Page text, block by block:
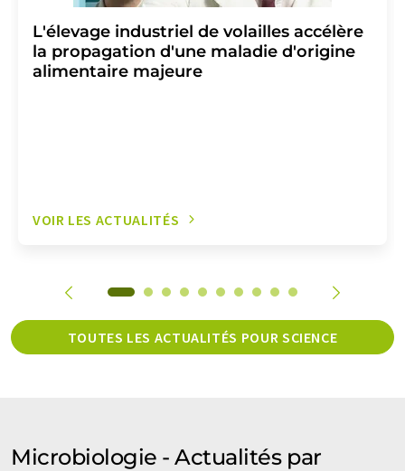
L'élevage industriel de volailles accélère
la propagation d'une maladie d'origine
alimentaire majeure
VOIR LES ACTUALITÉS
TOUTES LES ACTUALITÉS POUR SCIENCE
Microbiologie - Actualités par